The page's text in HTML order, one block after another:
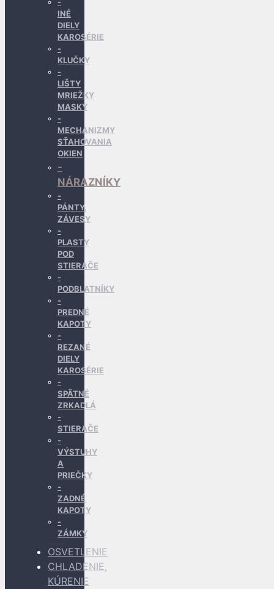
INÉ
DIELY
KAROSÉRIE
KLUČKY
LIŠTY
MRIEŽKY
MASKY
MECHANIZMY
SŤAHOVANIA
OKIEN
NÁRAZNÍKY
PÁNTY,
ZÁVESY
PLASTY
POD
STIERAČE
PODBLATNÍKY
PREDNÉ
KAPOTY
REZANÉ
DIELY
KAROSÉRIE
SPÄTNÉ
ZRKADLÁ
STIERAČE
VÝSTUHY
A
PRIEČKY
ZADNÉ
KAPOTY
ZÁMKY
OSVETLENIE
CHLADENIE,
KÚRENIE